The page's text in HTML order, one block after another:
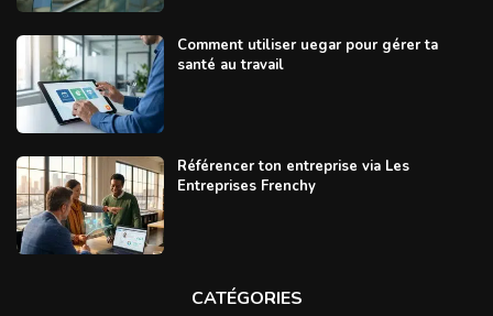
Comment utiliser uegar pour gérer ta
santé au travail
Référencer ton entreprise via Les
Entreprises Frenchy
CATÉGORIES